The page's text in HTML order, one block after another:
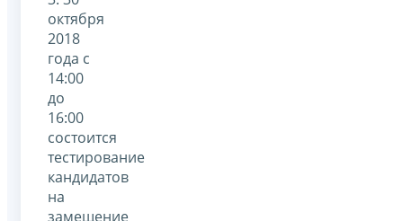
октября
2018
года с
14:00
до
16:00
состоится
тестирование
кандидатов
на
замещение